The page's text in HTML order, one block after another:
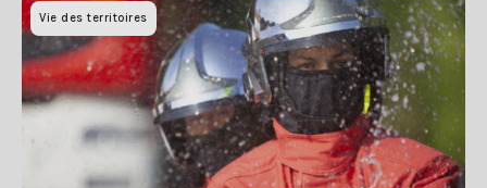
Vie des territoires